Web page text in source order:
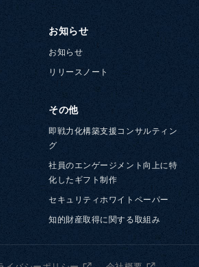
お知らせ
お知らせ
リリースノート
その他
即戦力化構築支援コンサルティン
グ
社員のエンゲージメント向上に特
化したギフト制作
セキュリティホワイトペーパー
知的財産取得に関する取組み